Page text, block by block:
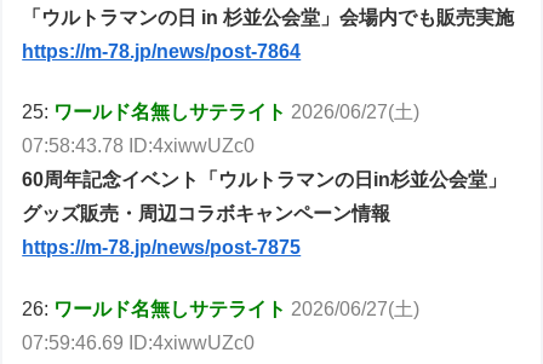
「ウルトラマンの日 in 杉並公会堂」会場内でも販売実施
https://m-78.jp/news/post-7864
25: ワールド名無しサテライト 2026/06/27(土)
07:58:43.78 ID:4xiwwUZc0
60周年記念イベント「ウルトラマンの日in杉並公会堂」
グッズ販売・周辺コラボキャンペーン情報
https://m-78.jp/news/post-7875
26: ワールド名無しサテライト 2026/06/27(土)
07:59:46.69 ID:4xiwwUZc0